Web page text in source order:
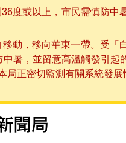
度或以上，市民需慎防
動，移向華東一帶。受
暑，並留意高溫觸發引起
正密切監測有關系統發